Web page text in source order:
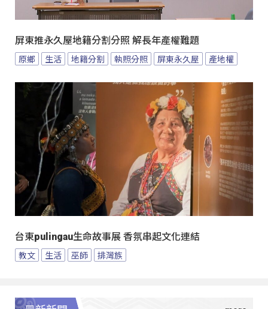
屏東推永久屋地籍分割分照 解長年產權難題
原鄉 生活 地籍分割 執照分照 屏東永久屋 產地權
台東pulingau生命故事展 香氛串起文化連結
教文 生活 巫師 排灣族